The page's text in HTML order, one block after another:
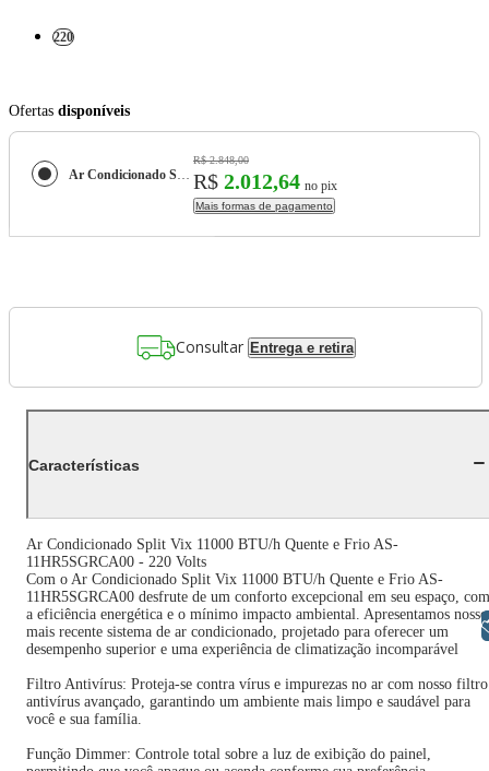
220
Ofertas disponíveis
Ar Condicionado Split Vix 11000 BTU/h Quente e Frio AS-11HR5SGRCA00 - 220 Volts
R$ 2.848,00
R$ 2.012,64 no pix
Mais formas de pagamento
Consultar Entrega e retira
Características
Ar Condicionado Split Vix 11000 BTU/h Quente e Frio AS-
11HR5SGRCA00 - 220 Volts
Com o Ar Condicionado Split Vix 11000 BTU/h Quente e Frio AS-
11HR5SGRCA00 desfrute de um conforto excepcional em seu espaço, com
a eficiência energética e o mínimo impacto ambiental. Apresentamos nosso
mais recente sistema de ar condicionado, projetado para oferecer um
desempenho superior e uma experiência de climatização incomparável
Filtro Antivírus: Proteja-se contra vírus e impurezas no ar com nosso filtro
antivírus avançado, garantindo um ambiente mais limpo e saudável para
você e sua família.
Função Dimmer: Controle total sobre a luz de exibição do painel,
Libras